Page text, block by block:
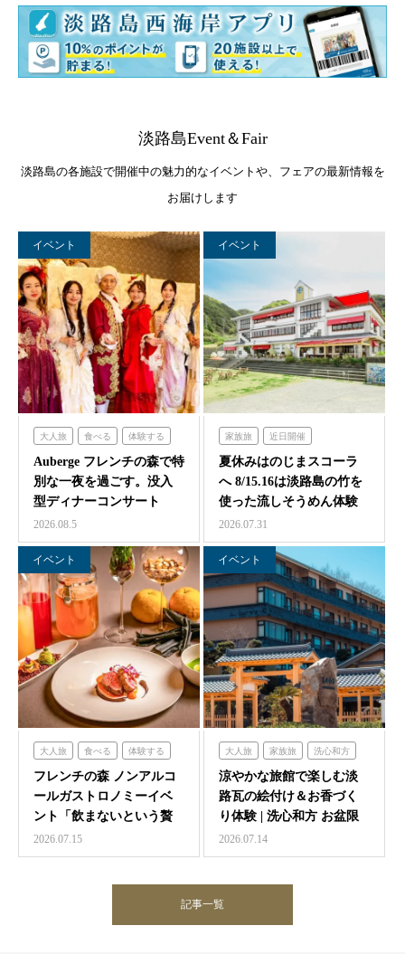
淡路島Event＆Fair
淡路島の各施設で開催中の魅力的なイベントや、フェアの最新情報を
お届けします
イベント
大人旅 食べる 体験する
泊まる フレンチの森
Auberge フレンチの森で特
別な一夜を過ごす。没入
型ディナーコンサート
『サロン・ド・モ…
2026.08.5
イベント
家族旅 近日開催
のじまスコーラ
夏休みはのじまスコーラ
へ 8/15.16は淡路島の竹を
使った流しそうめん体験
2026.07.31
イベント
大人旅 食べる 体験する
フレンチの森
フレンチの森 ノンアルコ
ールガストロノミーイベ
ント「飲まないという贅
沢 ～香りと味覚の館～…
2026.07.15
イベント
大人旅 家族旅 洗心和方
体験する 泊まる
涼やかな旅館で楽しむ淡
路瓦の絵付け＆お香づく
り体験 | 洗心和方 お盆限
定イベント
2026.07.14
記事一覧